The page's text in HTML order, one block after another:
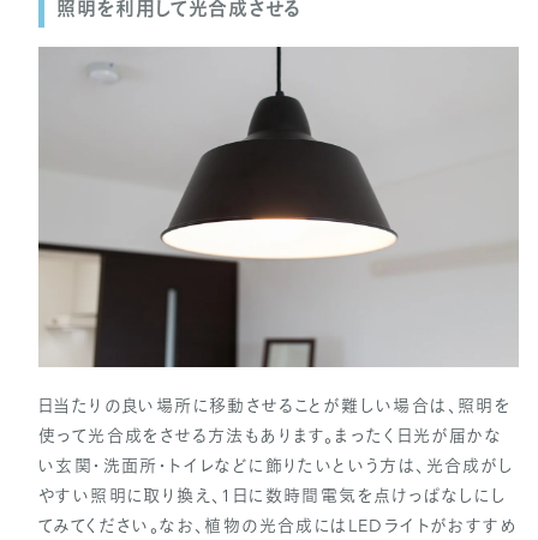
照明を利用して光合成させる
日当たりの良い場所に移動させることが難しい場合は、照明を
使って光合成をさせる方法もあります。まったく日光が届かな
い玄関・洗面所・トイレなどに飾りたいという方は、光合成がし
やすい照明に取り換え、1日に数時間電気を点けっぱなしにし
てみてください。なお、植物の光合成にはLEDライトがおすすめ